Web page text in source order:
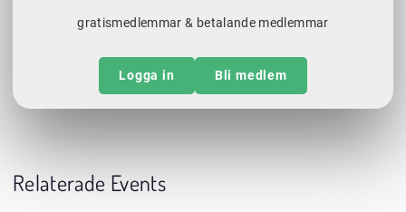
gratismedlemmar & betalande medlemmar
Logga in Bli medlem
Relaterade Events